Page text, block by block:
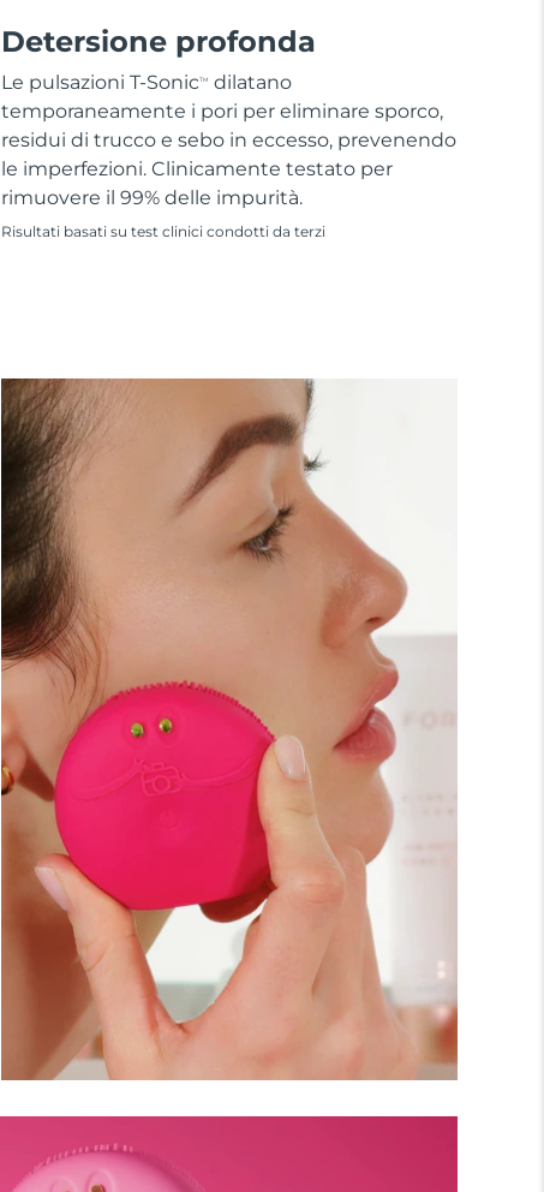
Detersione profonda
Le pulsazioni T-SonicTM
dilatano
temporaneamente i pori per eliminare sporco,
residui di trucco e sebo in eccesso, prevenendo
le imperfezioni. Clinicamente testato per
rimuovere il 99% delle impurità.
Risultati basati su test clinici condotti da terzi